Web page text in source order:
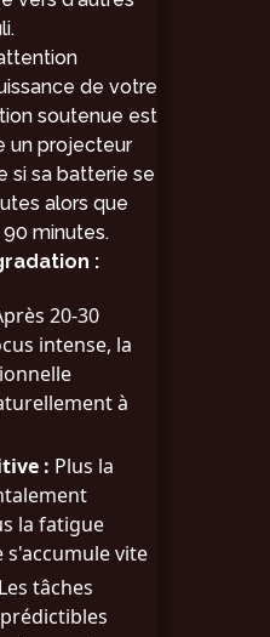
de votre
soutenue est
un projecteur
si sa batterie se
alors que
minutes.
:
20-30
intense, la
à
: Plus la
la fatigue
vite
Les tâches